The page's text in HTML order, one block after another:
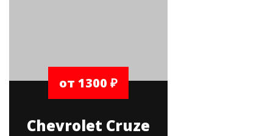
от 1300 ₽
Chevrolet Cruze